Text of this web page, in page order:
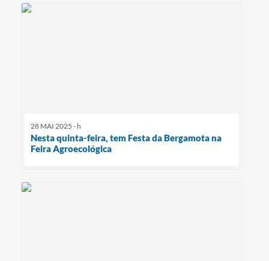
28 MAI 2025 - h
Nesta quinta-feira, tem Festa da Bergamota na
Feira Agroecológica